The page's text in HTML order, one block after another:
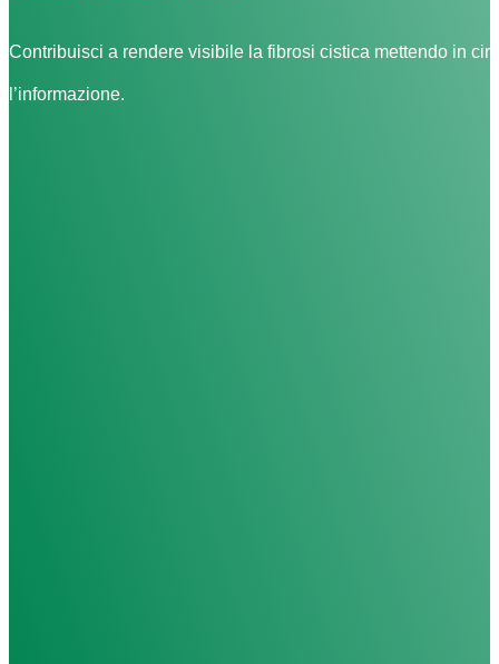
Contribuisci a rendere visibile la fibrosi cistica mettendo in
l’informazione.